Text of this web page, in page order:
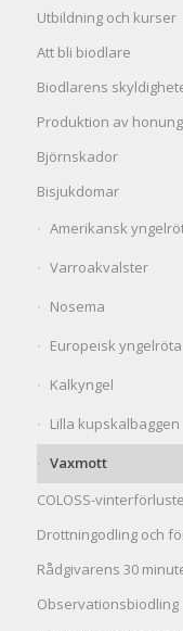
Utbildning och kurser
Att bli biodlare
Biodlarens
Produktion av
Björnskador
Bisjukdomar
Amerikansk
Varroakvalster
Nosema
Europeisk yngelröta
Kalkyngel
Lilla kupskalbaggen
Vaxmott
COLOSS-
Drottningodling och
Rådgivarens 30
Observationsbiodling